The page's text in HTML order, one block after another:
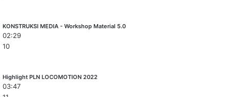
KONSTRUKSI MEDIA - Workshop Material 5.0
02:29
10
Highlight PLN LOCOMOTION 2022
03:47